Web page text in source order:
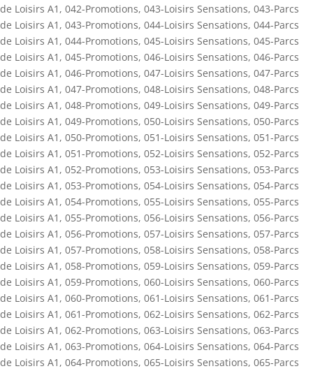
de Loisirs A1 , 042-Promotions, 043-Loisirs Sensations, 043-Parcs
de Loisirs A1 , 043-Promotions, 044-Loisirs Sensations, 044-Parcs
de Loisirs A1 , 044-Promotions, 045-Loisirs Sensations, 045-Parcs
de Loisirs A1 , 045-Promotions, 046-Loisirs Sensations, 046-Parcs
de Loisirs A1 , 046-Promotions, 047-Loisirs Sensations, 047-Parcs
de Loisirs A1 , 047-Promotions, 048-Loisirs Sensations, 048-Parcs
de Loisirs A1 , 048-Promotions, 049-Loisirs Sensations, 049-Parcs
de Loisirs A1 , 049-Promotions, 050-Loisirs Sensations, 050-Parcs
de Loisirs A1 , 050-Promotions, 051-Loisirs Sensations, 051-Parcs
de Loisirs A1 , 051-Promotions, 052-Loisirs Sensations, 052-Parcs
de Loisirs A1 , 052-Promotions, 053-Loisirs Sensations, 053-Parcs
de Loisirs A1 , 053-Promotions, 054-Loisirs Sensations, 054-Parcs
de Loisirs A1 , 054-Promotions, 055-Loisirs Sensations, 055-Parcs
de Loisirs A1 , 055-Promotions, 056-Loisirs Sensations, 056-Parcs
de Loisirs A1 , 056-Promotions, 057-Loisirs Sensations, 057-Parcs
de Loisirs A1 , 057-Promotions, 058-Loisirs Sensations, 058-Parcs
de Loisirs A1 , 058-Promotions, 059-Loisirs Sensations, 059-Parcs
de Loisirs A1 , 059-Promotions, 060-Loisirs Sensations, 060-Parcs
de Loisirs A1 , 060-Promotions, 061-Loisirs Sensations, 061-Parcs
de Loisirs A1 , 061-Promotions, 062-Loisirs Sensations, 062-Parcs
de Loisirs A1 , 062-Promotions, 063-Loisirs Sensations, 063-Parcs
de Loisirs A1 , 063-Promotions, 064-Loisirs Sensations, 064-Parcs
de Loisirs A1 , 064-Promotions, 065-Loisirs Sensations, 065-Parcs